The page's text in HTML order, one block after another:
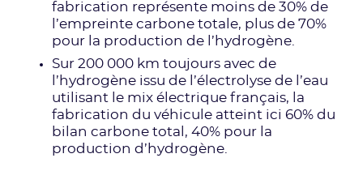
fabrication représente moins de 30% de
l’empreinte carbone totale, plus de 70%
pour la production de l’hydrogène.
Sur 200 000 km toujours avec de
l’hydrogène issu de l’électrolyse de l’eau
utilisant le mix électrique français, la
fabrication du véhicule atteint ici 60% du
bilan carbone total, 40% pour la
production d’hydrogène.